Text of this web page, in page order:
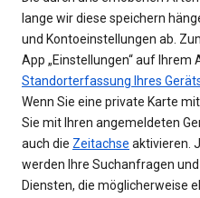
lange wir diese speichern
und Kontoeinstellungen ab.
App „Einstellungen“ auf Ihrem
Standorterfassung Ihres
Wenn Sie eine private Karte
Sie mit Ihren angemeldeten
auch die Zeitachse aktivieren.
werden Ihre Suchanfragen
Diensten, die möglicherweise